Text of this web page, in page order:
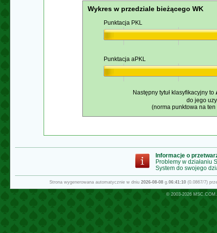
Wykres w przedziale bieżącego WK
Punktacja PKL
Punktacja aPKL
Następny tytuł klasyfikacyjny to
do jego
(norma punktowa na ten
Informacje o
Problemy w działaniu
System do swojego
Strona wygenerowana automatycznie w dniu 2026-08-08g.06:41:10(0.0867/7)
© 2003-2026